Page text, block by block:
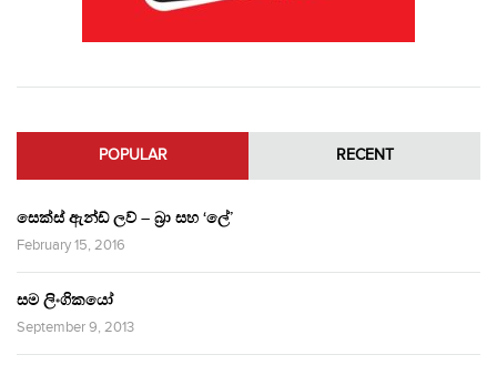
POPULAR RECENT
සෙක්ස් ඇන්ඩ් ලව් – බ්‍රා සහ ‘ලේ’
February 15, 2016
සම ලිංගිකයෝ
September 9, 2013